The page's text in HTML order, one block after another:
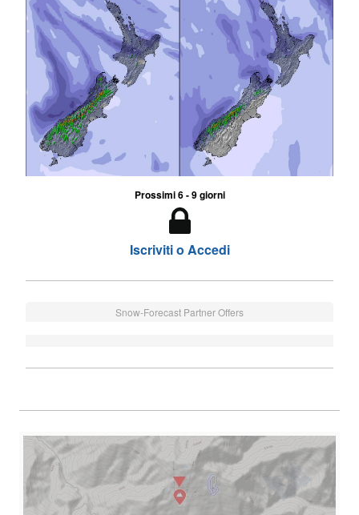
Prossimi 6 - 9 giorni
Iscriviti o Accedi
Snow-Forecast Partner Offers